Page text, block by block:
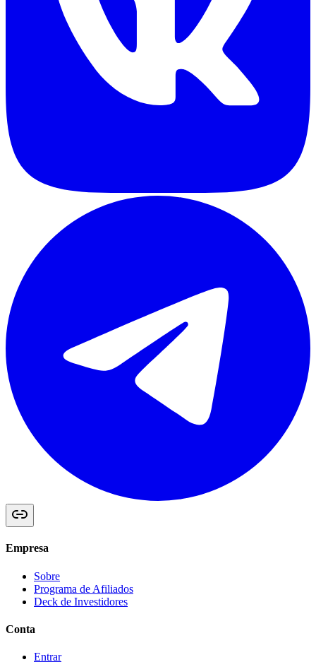
Empresa
Sobre
Programa de Afiliados
Deck de Investidores
Conta
Entrar